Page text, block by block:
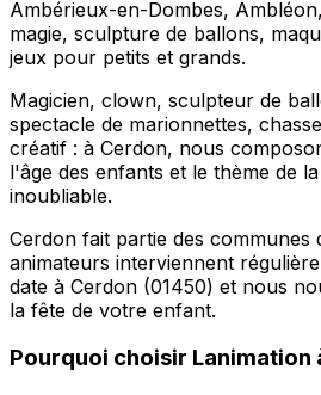
Ambérieux-en-Dombes,
magie, sculpture de ballons,
jeux pour petits et grands.
Magicien, clown, sculpteur de
spectacle de marionnettes,
créatif : à Cerdon, nous
l'âge des enfants et le thème de
inoubliable.
Cerdon fait partie des communes
animateurs interviennent
date à Cerdon (01450) et nous
la fête de votre enfant.
Pourquoi choisir Lanimation